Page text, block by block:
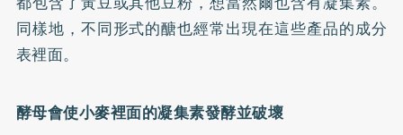
同樣地，不同形式的醣也經常出現在這些產品的成分
表裡面。
酵母會使小麥裡面的凝集素發酵並破壞